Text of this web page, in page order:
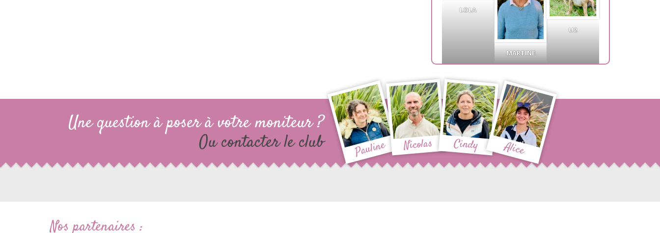
LOLA
MARTINE
U2
Une question à poser à votre moniteur ?
Ou contacter le club
Pauline Nicolas Cindy Alice
Nos partenaires :